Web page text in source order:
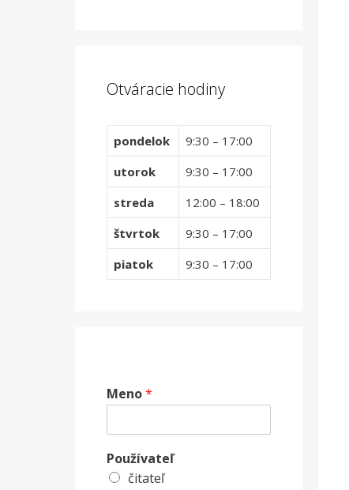
Otváracie hodiny
pondelok
9:30 – 17:00
utorok
9:30 – 17:00
streda
12:00 – 18:00
štvrtok
9:30 – 17:00
piatok
9:30 – 17:00
Meno*
Používateľ
čitateľ